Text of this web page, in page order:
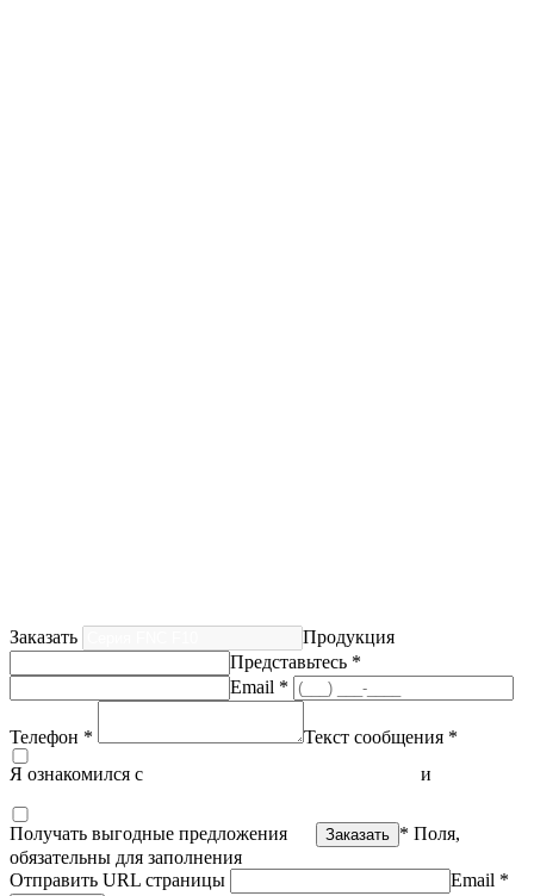
Заказать
Продукция
Представьтесь *
Email *
Телефон *
Текст сообщения *
Я ознакомился с
и
Получать выгодные предложения
* Поля,
обязательны для заполнения
Отправить URL страницы
Email *